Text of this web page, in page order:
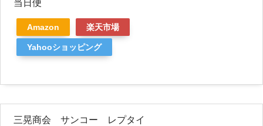
当日便
Amazon 楽天市場
Yahooショッピング
三晃商会 サンコー レプタイ